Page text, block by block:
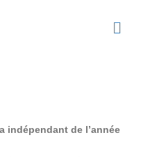
indépendant de l’année